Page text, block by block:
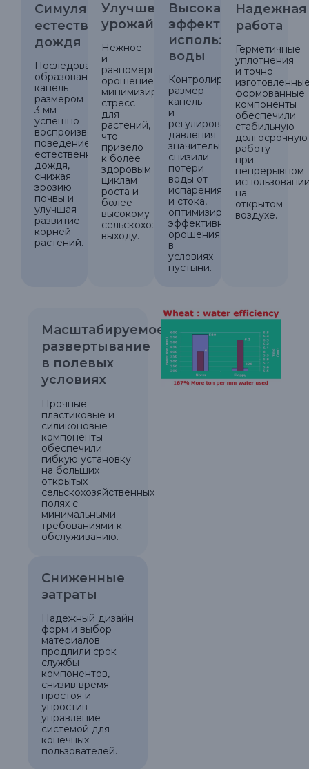
Симуляция
естественного
дождя
Последовательное
образование
капель
размером
3 мм
успешно
воспроизвело
поведение
естественного
дождя,
снижая
эрозию
почвы и
улучшая
развитие
корней
растений.
Улучшенный
урожай
Нежное
и
равномерное
орошение
минимизировало
стресс
для
растений,
что
привело
к более
здоровым
циклам
роста и
более
высокому
сельскохозяйственному
выходу.
Высокая
эффективность
использования
воды
Контролируемый
размер
капель
и
регулирование
давления
значительно
снизили
потери
воды от
испарения
и стока,
оптимизируя
эффективность
орошения
в
условиях
пустыни.
Надежная
работа
Герметичные
уплотнения
и точно
формованные
компоненты
обеспечили
стабильную
долгосрочную
работу
при
непрерывном
на
открытом
воздухе.
Масштабируемое
развертывание
в полевых
условиях
Прочные
пластиковые и
силиконовые
компоненты
обеспечили
гибкую установку
на больших
открытых
сельскохозяйственных
полях с
минимальными
требованиями к
обслуживанию.
Сниженные
затраты
Надежный дизайн
форм и выбор
материалов
продлили срок
службы
компонентов,
снизив время
простоя и
упростив
управление
системой для
конечных
пользователей.